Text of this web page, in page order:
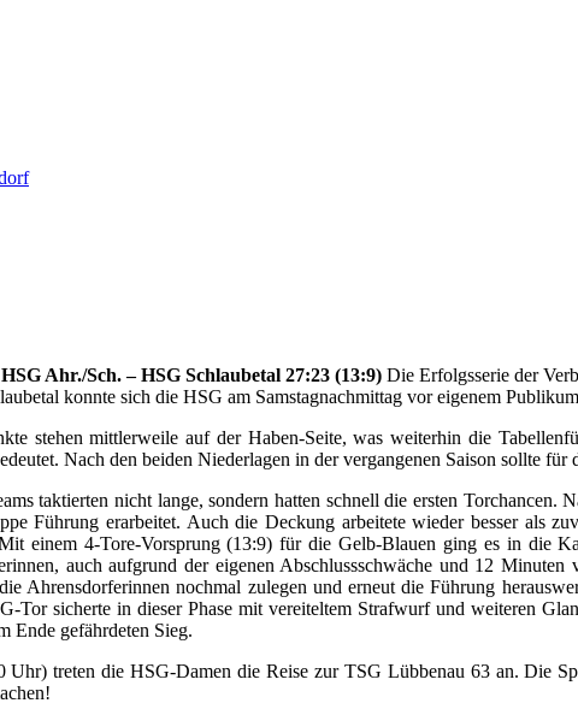
Ahr./Sch. – HSG Schlaubetal 27:23 (13:9) Die Erfolgsserie der
konnte sich die HSG am Samstagnachmittag vor eigenem
stehen mittlerweile auf der Haben-Seite, was weiterhin die
Nach den beiden Niederlagen in der vergangenen Saison sollte
taktierten nicht lange, sondern hatten schnell die ersten
Führung erarbeitet. Auch die Deckung arbeitete wieder besser als
einem 4-Tore-Vorsprung (13:9) für die Gelb-Blauen ging es in die
auch aufgrund der eigenen Abschlussschwäche und 12
Ahrensdorferinnen nochmal zulegen und erneut die Führung
Tor sicherte in dieser Phase mit vereiteltem Strafwurf und weiteren
Ende gefährdeten Sieg.
Uhr) treten die HSG-Damen die Reise zur TSG Lübbenau 63 an. Die